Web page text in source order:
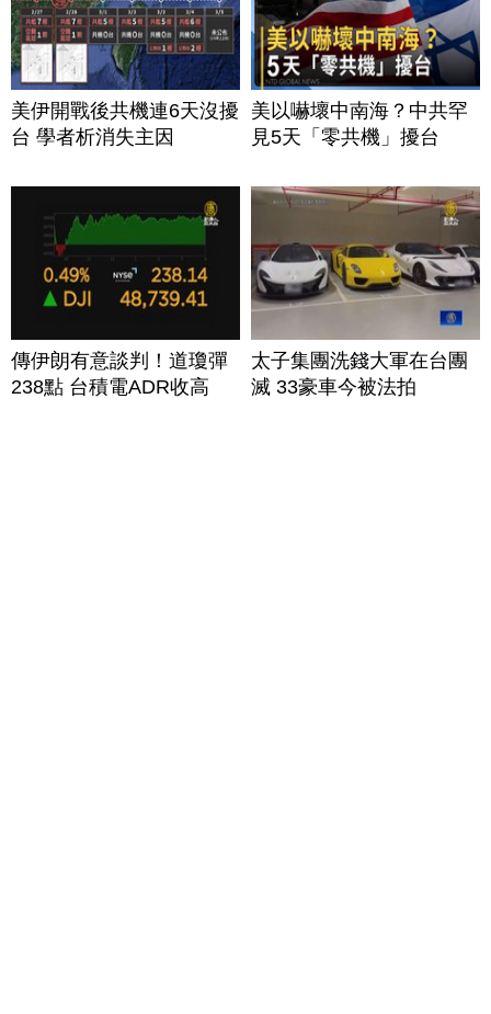
美伊開戰後共機連6天沒擾
台 學者析消失主因
美以嚇壞中南海？中共罕
見5天「零共機」擾台
傳伊朗有意談判！道瓊彈
238點 台積電ADR收高
太子集團洗錢大軍在台團
滅 33豪車今被法拍